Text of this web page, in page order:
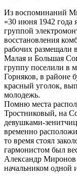
Из воспоминаний
«30 июня 1942
группой
восстановления
рабочих размещали
Малая и Большая
группу поселили в
Горняков, в районе
красный уголок,
молодежь.
Помню места
Тростниковый, на
девушками-
временно
то время стоял
гармонистом был
Александр Миронов
начальником одной